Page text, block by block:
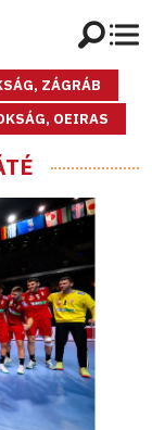
ZÁGRÁB
OEIRAS